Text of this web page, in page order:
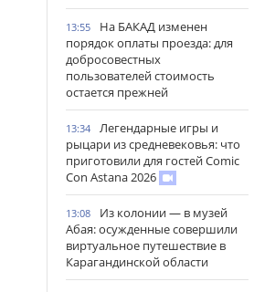
13:55
На БАКАД изменен
порядок оплаты проезда: для
добросовестных
пользователей стоимость
остается прежней
13:34
Легендарные игры и
рыцари из средневековья: что
приготовили для гостей Comic
Con Astana 2026
13:08
Из колонии — в музей
Абая: осужденные совершили
виртуальное путешествие в
Карагандинской области